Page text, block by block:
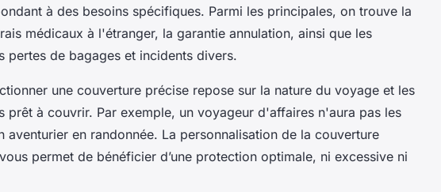
à des besoins spécifiques. Parmi les principales, on trouve la
médicaux à l'étranger, la garantie annulation, ainsi que les
pertes de bagages et incidents divers.
une couverture précise repose sur la nature du voyage et les
prêt à couvrir. Par exemple, un voyageur d'affaires n'aura pas les
aventurier en randonnée. La personnalisation de la couverture
permet de bénéficier d’une protection optimale, ni excessive ni